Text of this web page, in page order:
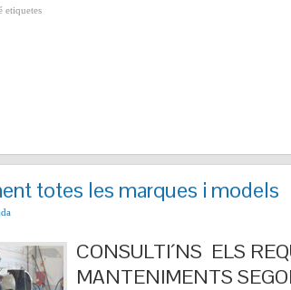
etiquetes
totes les marques i models
CONSULTI´NS ELS
MANTENIMENTS